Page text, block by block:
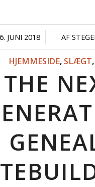
6. JUNI 2018
/ / AF
HJEMMESIDE, SLÆGT
THE